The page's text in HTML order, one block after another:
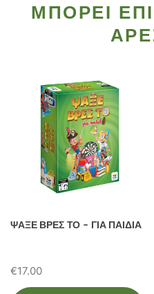
ΜΠΟΡΕΊ
ΨΑΞΕ ΒΡΕΣ ΤΟ – ΓΙΑ ΠΑΙΔΙΑ
€17.00